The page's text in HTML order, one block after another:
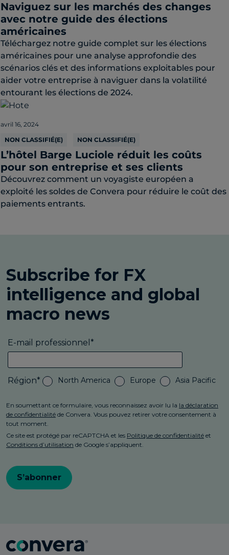
Naviguez sur les marchés des changes
avec notre guide des élections
américaines
Téléchargez notre guide complet sur les élections
américaines pour une analyse approfondie des
scénarios clés et des informations exploitables pour
aider votre entreprise à naviguer dans la volatilité
entourant les élections de 2024.
avril 16, 2024
NON CLASSIFIÉ(E)
NON CLASSIFIÉ(E)
L’hôtel Barge Luciole réduit les coûts
pour son entreprise et ses clients
Découvrez comment un voyagiste européen a
exploité les soldes de Convera pour réduire le coût des
paiements entrants.